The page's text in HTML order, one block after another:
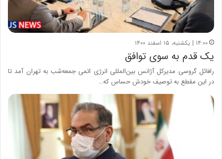
۱۴:۰۰ | یکشنبه، ۱۵ اسفند ۱۴۰۰
یک قدم به سوی توافق
رافائل گروسی مدیرکل آژانس بین‌المللی انرژی اتمی جمعه‌شب به تهران آمد تا
در این مقطع به توصیف خودش حساس که…